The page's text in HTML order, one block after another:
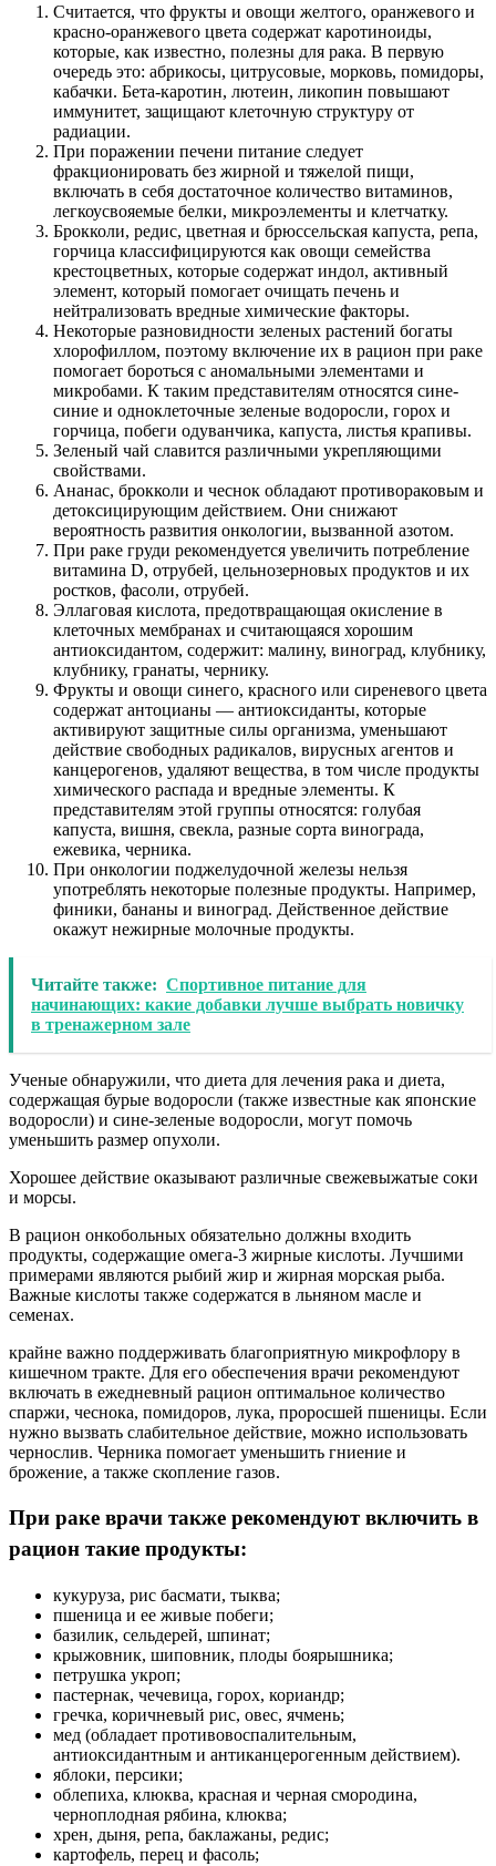
Считается, что фрукты и овощи желтого, оранжевого и
красно-оранжевого цвета содержат каротиноиды,
которые, как известно, полезны для рака. В первую
очередь это: абрикосы, цитрусовые, морковь, помидоры,
кабачки. Бета-каротин, лютеин, ликопин повышают
иммунитет, защищают клеточную структуру от
радиации.
При поражении печени питание следует
фракционировать без жирной и тяжелой пищи,
включать в себя достаточное количество витаминов,
легкоусвояемые белки, микроэлементы и клетчатку.
Брокколи, редис, цветная и брюссельская капуста, репа,
горчица классифицируются как овощи семейства
крестоцветных, которые содержат индол, активный
элемент, который помогает очищать печень и
нейтрализовать вредные химические факторы.
Некоторые разновидности зеленых растений богаты
хлорофиллом, поэтому включение их в рацион при раке
помогает бороться с аномальными элементами и
микробами. К таким представителям относятся сине-
синие и одноклеточные зеленые водоросли, горох и
горчица, побеги одуванчика, капуста, листья крапивы.
Зеленый чай славится различными укрепляющими
свойствами.
Ананас, брокколи и чеснок обладают противораковым и
детоксицирующим действием. Они снижают
вероятность развития онкологии, вызванной азотом.
При раке груди рекомендуется увеличить потребление
витамина D, отрубей, цельнозерновых продуктов и их
ростков, фасоли, отрубей.
Эллаговая кислота, предотвращающая окисление в
клеточных мембранах и считающаяся хорошим
антиоксидантом, содержит: малину, виноград, клубнику,
клубнику, гранаты, чернику.
Фрукты и овощи синего, красного или сиреневого цвета
содержат антоцианы — антиоксиданты, которые
активируют защитные силы организма, уменьшают
действие свободных радикалов, вирусных агентов и
канцерогенов, удаляют вещества, в том числе продукты
химического распада и вредные элементы. К
представителям этой группы относятся: голубая
капуста, вишня, свекла, разные сорта винограда,
ежевика, черника.
При онкологии поджелудочной железы нельзя
употреблять некоторые полезные продукты. Например,
финики, бананы и виноград. Действенное действие
окажут нежирные молочные продукты.
Читайте также: Спортивное питание для
начинающих: какие добавки лучше выбрать новичку
в тренажерном зале
Ученые обнаружили, что диета для лечения рака и диета,
содержащая бурые водоросли (также известные как японские
водоросли) и сине-зеленые водоросли, могут помочь
уменьшить размер опухоли.
Хорошее действие оказывают различные свежевыжатые соки
и морсы.
В рацион онкобольных обязательно должны входить
продукты, содержащие омега-3 жирные кислоты. Лучшими
примерами являются рыбий жир и жирная морская рыба.
Важные кислоты также содержатся в льняном масле и
семенах.
крайне важно поддерживать благоприятную микрофлору в
кишечном тракте. Для его обеспечения врачи рекомендуют
включать в ежедневный рацион оптимальное количество
спаржи, чеснока, помидоров, лука, проросшей пшеницы. Если
нужно вызвать слабительное действие, можно использовать
чернослив. Черника помогает уменьшить гниение и
брожение, а также скопление газов.
При раке врачи также рекомендуют включить в
рацион такие продукты:
кукуруза, рис басмати, тыква;
пшеница и ее живые побеги;
базилик, сельдерей, шпинат;
крыжовник, шиповник, плоды боярышника;
петрушка укроп;
пастернак, чечевица, горох, кориандр;
гречка, коричневый рис, овес, ячмень;
мед (обладает противовоспалительным,
антиоксидантным и антиканцерогенным действием).
яблоки, персики;
облепиха, клюква, красная и черная смородина,
черноплодная рябина, клюква;
хрен, дыня, репа, баклажаны, редис;
картофель, перец и фасоль;